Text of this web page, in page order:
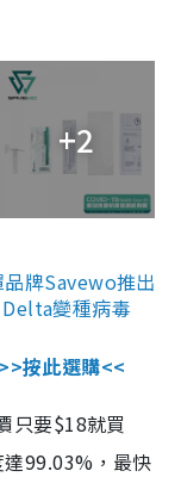
+2
牌Savewo推出
變種病毒
>>按此選購<<
只要$18就買
99.03%，最快